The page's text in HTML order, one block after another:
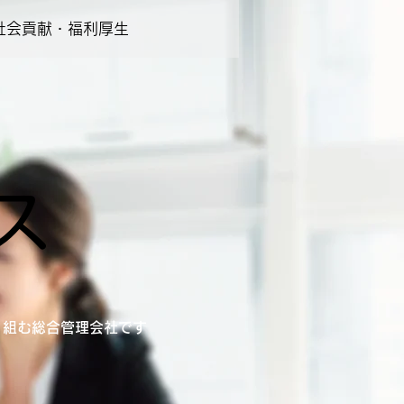
会貢献・福利厚生
む総合管理会社です